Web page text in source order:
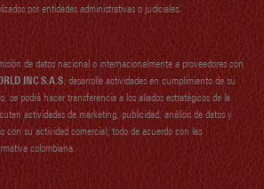
por entidades administrativas o judiciales.
de datos nacional o internacionalmente a proveedores con
INC S.A.S. desarrolle actividades en cumplimiento de su
se podrá hacer transferencia a los aliados estratégicos de la
actividades de marketing, publicidad, análisis de datos y
con su actividad comercial; todo de acuerdo con las
colombiana.